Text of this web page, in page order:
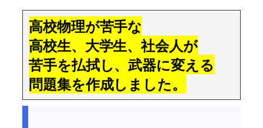
高校物理が苦手な
高校生、大学生、社会人が
苦手を払拭し、武器に変える
問題集を作成しました。